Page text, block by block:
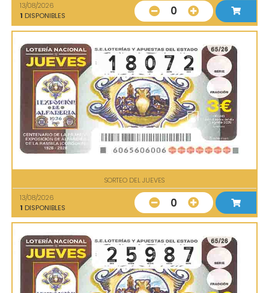
13/08/2026
1 DISPONIBLES 0
SORTEO DEL JUEVES
13/08/2026
1 DISPONIBLES 0